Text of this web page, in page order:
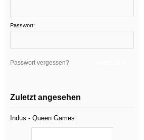
Passwort:
Passwort vergessen?
Zuletzt angesehen
Indus - Queen Games